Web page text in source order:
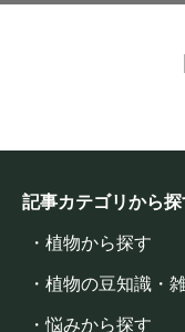
記事カテゴリから探
・植物から探す
・植物の豆知識・
・悩みから探す